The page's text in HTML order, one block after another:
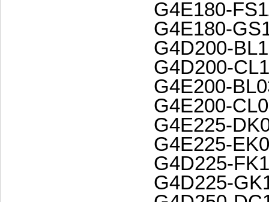
G4E180-
G4E180-
G4D200-
G4D200-
G4E200-
G4E200-
G4E225-
G4E225-
G4D225-
G4D225-